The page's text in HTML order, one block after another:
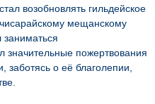
возобновлять гильдейское
мещанскому
заниматься
значительные пожертвования
заботясь о её благолепии,